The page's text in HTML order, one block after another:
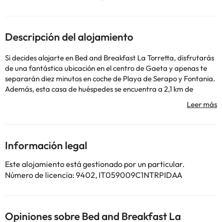
Descripción del alojamiento
Si decides alojarte en Bed and Breakfast La Torretta, disfrutarás
de una fantástica ubicación en el centro de Gaeta y apenas te
separarán diez minutos en coche de Playa de Serapo y Fontania.
Además, esta casa de huéspedes se encuentra a 2,1 km de
Parque regional de la ribera de Ulises y a 2,2 km de Grotta del
turco. Con una terraza donde descansar y comodidades como
asistencia gratuito disponible. En Bed and Breakfast La Torretta
tienes un snack bar o delicatessen a tu disposición. Se ofrece un
desayuno típico de la región gratuito. Te sentirás como en tu
propia casa en cualquiera de las 3 habitaciones con aire
canales por cable. El baño privado con ducha está provisto de
Información legal
Este alojamiento está gestionado por un particular.
Número de licencia: 9402, IT059009C1NTRPIDAA
Opiniones sobre Bed and Breakfast La